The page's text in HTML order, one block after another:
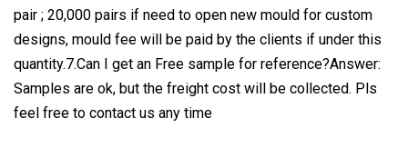
pair ; 20,000 pairs if need to open new mould for custom
designs, mould fee will be paid by the clients if under this
quantity.7.Can I get an Free sample for reference?Answer:
Samples are ok, but the freight cost will be collected. Pls
feel free to contact us any time